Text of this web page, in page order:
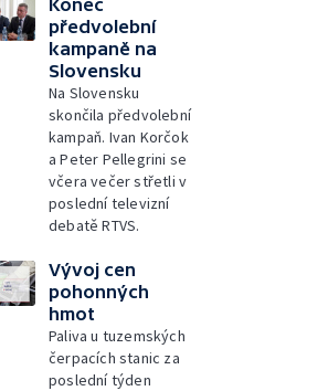
Konec
předvolební
kampaně na
Slovensku
Na Slovensku
skončila předvolební
kampaň. Ivan Korčok
a Peter Pellegrini se
včera večer střetli v
poslední televizní
debatě RTVS.
Vývoj cen
pohonných
hmot
Paliva u tuzemských
čerpacích stanic za
poslední týden